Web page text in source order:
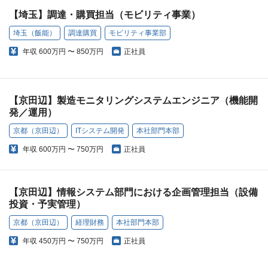
【埼玉】調達・購買担当（モビリティ事業）
埼玉（飯能） 調達購買 モビリティ事業部
年収 600万円 〜 850万円 正社員
【京田辺】製造モニタリングシステムエンジニア（機能開
発／運用）
京都（京田辺） ITシステム開発 本社部門本部
年収 600万円 〜 750万円 正社員
【京田辺】情報システム部門における企画管理担当（設備
投資・予実管理）
京都（京田辺） 経理財務 本社部門本部
年収 450万円 〜 750万円 正社員